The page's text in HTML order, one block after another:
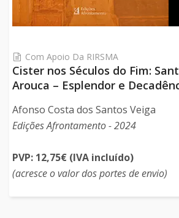
Com Apoio Da RIRSMA
Cister nos Séculos do Fim:
Arouca – Esplendor e
Afonso Costa dos Santos Veiga
Edições Afrontamento - 2024
PVP: 12,75€ (IVA incluído)
(acresce o valor dos portes de envio)